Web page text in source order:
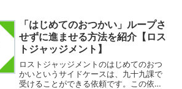
である東京周辺は高い物件ばかりです。
ただその中でも...
「はじめてのおつかい」ループさ
せずに進ませる方法を紹介【ロス
トジャッジメント】
ロストジャッジメントのはじめてのおつ
かいというサイドケースは、九十九課で
受けることができる依頼です。この依頼